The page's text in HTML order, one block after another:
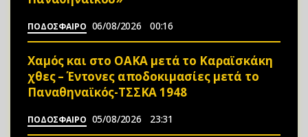
ΠΟΔΟΣΦΑΙΡΟ 06/08/2026 00:16
Χαμός και στο ΟΑΚΑ μετά το Καραϊσκάκη
χθες – Έντονες αποδοκιμασίες μετά το
Παναθηναϊκός-ΤΣΣΚΑ 1948
ΠΟΔΟΣΦΑΙΡΟ 05/08/2026 23:31